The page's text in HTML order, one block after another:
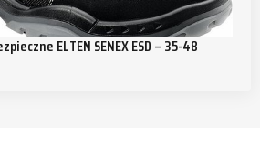
ELTEN SENEX ESD – 35-48